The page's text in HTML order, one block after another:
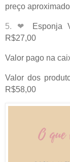
preço
5. ❤
Esponja
R$27,00
Valor pago na
Valor dos
R$58,00